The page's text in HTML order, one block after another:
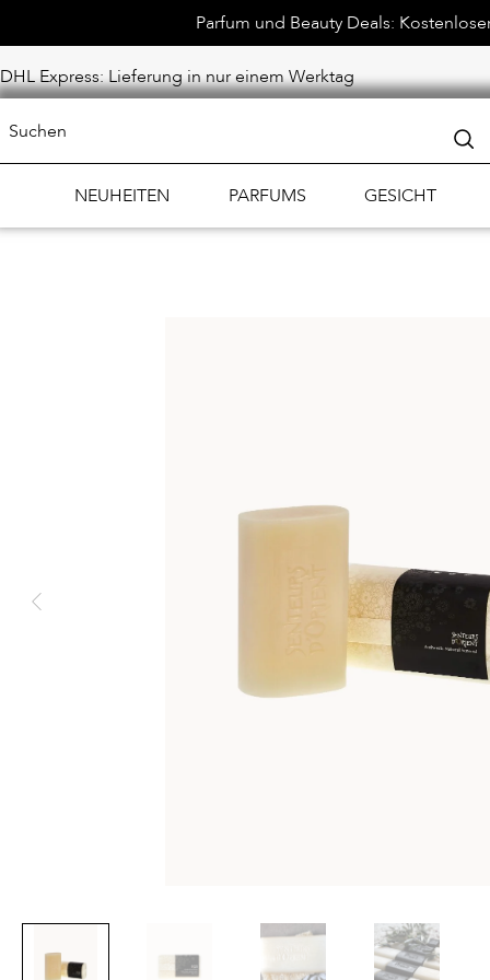
Parfum und Beauty Deals:
DHL Express: Lieferung in nur einem Werktag
NEUHEITEN PARFUMS GESICHT